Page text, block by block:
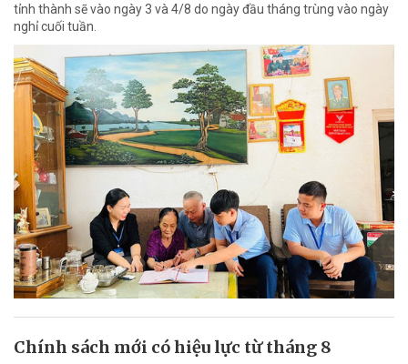
tỉnh thành sẽ vào ngày 3 và 4/8 do ngày đầu tháng trùng vào ngày
nghỉ cuối tuần.
Chính sách mới có hiệu lực từ tháng 8